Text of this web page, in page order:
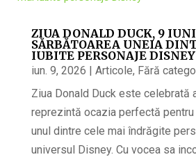
ZIUA DONALD DUCK, 9
SĂRBĂTOAREA UNEIA
IUBITE PERSONAJE DISNEY
iun. 9, 2026 | Articole, Fără
Ziua Donald Duck este celebrată
reprezintă ocazia perfectă
unul dintre cele mai îndrăgite
universul Disney. Cu vocea sa